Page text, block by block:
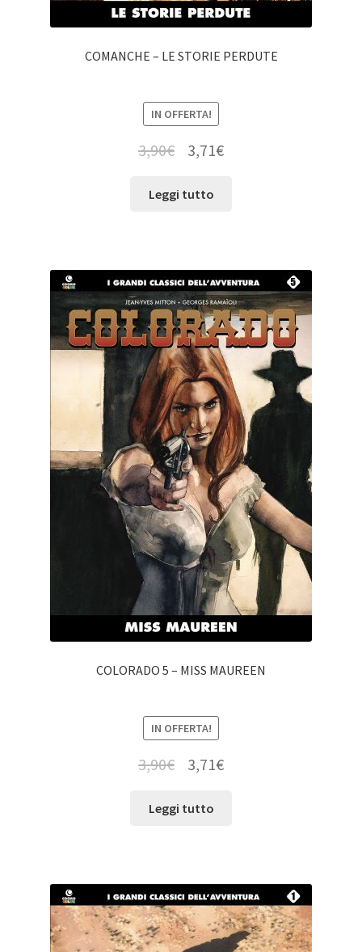
COMANCHE – LE STORIE PERDUTE
IN OFFERTA!
3,90€ 3,71€
Leggi tutto
COLORADO 5 – MISS MAUREEN
IN OFFERTA!
3,90€ 3,71€
Leggi tutto